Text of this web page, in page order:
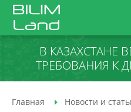
В КАЗАХСТАНЕ
ТРЕБОВАНИЯ К
Главная Новости и